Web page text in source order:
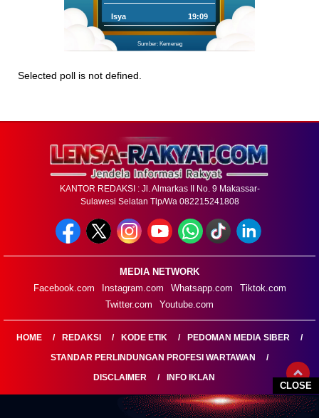
CLOSE
Isya 19:09
Sumber: Kemenag
Selected poll is not defined.
KANTOR REDAKSI : Jl. Almarkas II No. 9 Makassar-
Sulawesi Selatan Tlp/Wa 082215241808
MEDIA NETWORK
Facebook.com
Instagram.com Whatsapp.com
Tiktok.com
Twitter.com
Youtube.com
HOME REDAKSI KODE ETIK
PEDOMAN MEDIA SIBER
STANDAR PERLINDUNGAN PROFESI WARTAWAN
DISCLAIMER
INFO IKLAN
LENSARAKYAT.COM@2026